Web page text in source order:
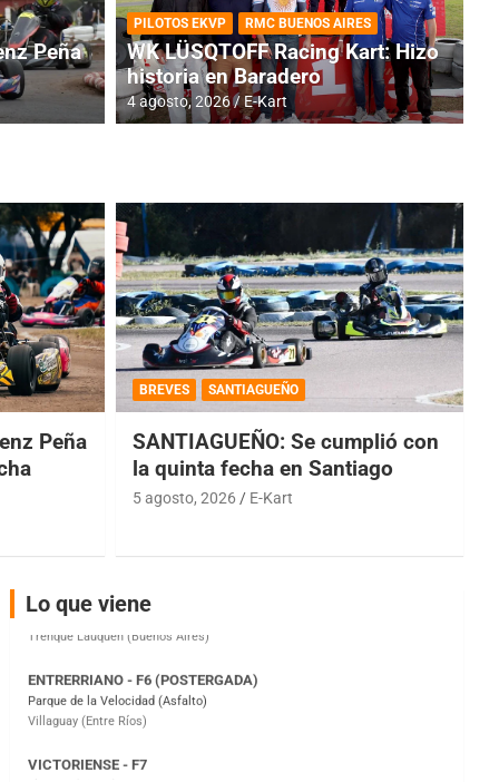
Cerró una jornada
Peña
PILOTOS EKVP RMC BUENOS AIRES
WK LÜSQTOFF Racing Kart: Hizo
historia en Baradero
4 agosto, 2026 E-Kart
Peña
BREVES SANTIAGUEÑO
SANTIAGUEÑO: Se cumplió con
la quinta fecha en Santiago
5 agosto, 2026 E-Kart
Lo que viene
COBERTURA ESPECIAL DE E-KART.COM.AR
08/09-AGO
IAME SERIES ARGENTINA 6
Ramiro Tot (Asfalto)
Baradero (Buenos Aires)
Parque de la Velocidad (Asfalto)
El Cerro (Tierra)
Victoria (Entre Ríos)